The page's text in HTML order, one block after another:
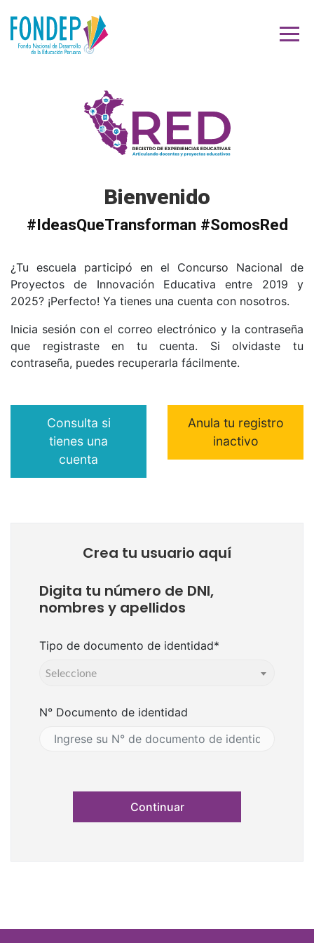
Bienvenido
#IdeasQueTransforman #SomosRed
¿Tu escuela participó en el Concurso Nacional de
Proyectos de Innovación Educativa entre 2019 y
2025? ¡Perfecto! Ya tienes una cuenta con nosotros.
Inicia sesión con el correo electrónico y la contraseña
que registraste en tu cuenta. Si olvidaste tu
contraseña, puedes recuperarla fácilmente.
Consulta si
tienes una
cuenta
Anula tu registro
inactivo
Crea tu usuario aquí
Digita tu número de DNI,
nombres y apellidos
Tipo de documento de identidad*
Seleccione
N° Documento de identidad
Continuar